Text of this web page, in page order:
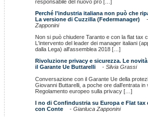
responsabile del nuovo pro […]
Perché l’industria italiana non può che
La versione di Cuzzilla (Federmanager)
Zapponini
​Non si può chiudere Taranto e con la flat tax
L'intervento del leader dei manager italiani
dalla Lega) all'assemblea 2018 […]
Rivoluzione privacy e sicurezza. Le
il Garante Ue Buttarelli
-Silvia Grassi
Conversazione con il Garante Ue della
Giovanni Buttarelli, a poche ore dall’entrata
Regolamento europeo sulla privacy […]
I no di Confindustria su Europa e Flat tax
con Conte
-Gianluca Zapponini